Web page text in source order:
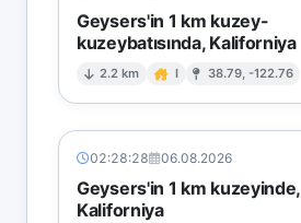
Geysers'in 1 km kuzey-
kuzeybatısında, Kaliforniya
2.2 km I 38.79, -122.76
02:28:28 06.08.2026
Geysers'in 1 km kuzeyinde,
Kaliforniya